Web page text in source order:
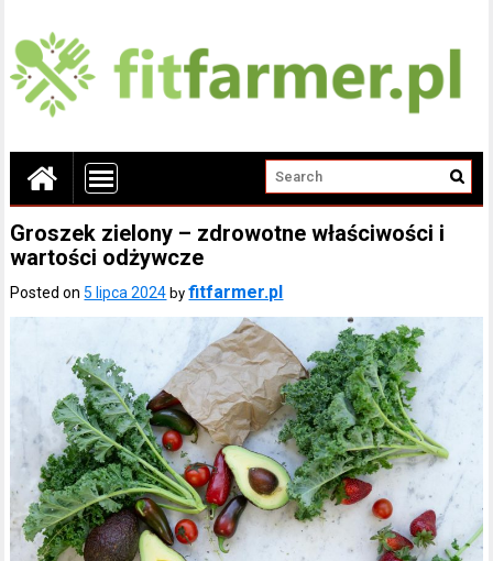
Groszek zielony – zdrowotne właściwości i
wartości odżywcze
Posted on5 lipca 2024 byfitfarmer.pl